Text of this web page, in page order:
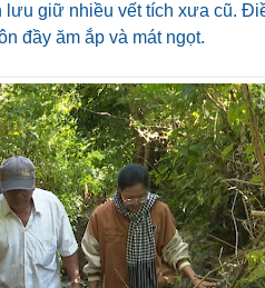
giữ nhiều vết tích xưa cũ.
đầy ăm ắp và mát ngọt.